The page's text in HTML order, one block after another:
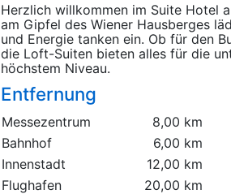
Herzlich willkommen im Suite Hotel
am Gipfel des Wiener Hausberges
und Energie tanken ein. Ob für den
die Loft-Suiten bieten alles für die
höchstem Niveau.
Entfernung
Messezentrum
8,00 km
Bahnhof
6,00 km
Innenstadt
12,00 km
Flughafen
20,00 km